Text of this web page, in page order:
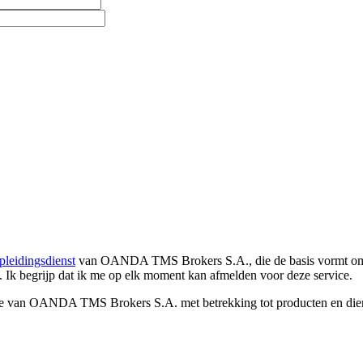
van OANDA TMS Brokers S.A., die de basis vormt
Ik begrijp dat ik me op elk moment kan afmelden voor deze service.
OANDA TMS Brokers S.A. met betrekking tot producten en